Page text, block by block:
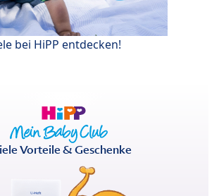
bei HiPP entdecken!
Vorteile & Geschenke